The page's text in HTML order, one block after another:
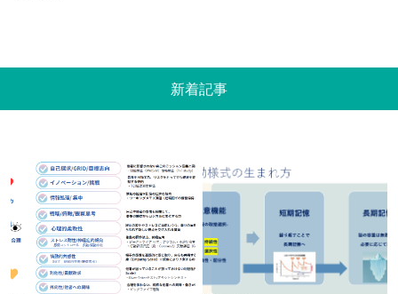
新着記事